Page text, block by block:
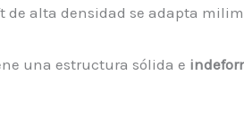
de alta densidad se adapta
una estructura sólida e